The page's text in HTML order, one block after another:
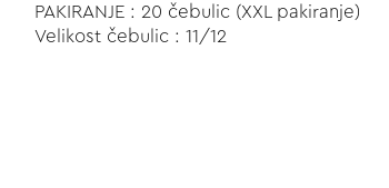
PAKIRANJE : 20 čebulic (XXL pakiranje)
Velikost čebulic : 11/12